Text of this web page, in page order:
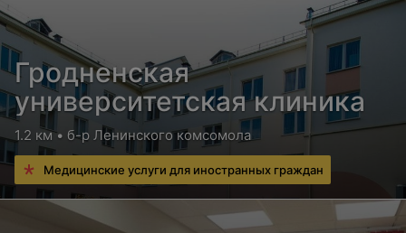
Гродненская
университетская клиника
1.2 км • б-р Ленинского комсомола
Медицинские услуги для иностранных граждан